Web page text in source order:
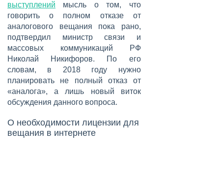
выступлений мысль о том, что
говорить о полном отказе от
аналогового вещания пока рано,
подтвердил министр связи и
массовых коммуникаций РФ
Николай Никифоров. По его
словам, в 2018 году нужно
планировать не полный отказ от
«аналога», а лишь новый виток
обсуждения данного вопроса.
О необходимости лицензии для
вещания в интернете